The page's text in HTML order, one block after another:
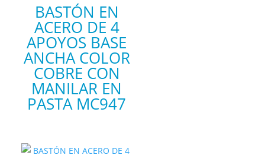
BASTÓN EN
ACERO DE 4
APOYOS BASE
ANCHA COLOR
COBRE CON
MANILAR EN
PASTA MC947